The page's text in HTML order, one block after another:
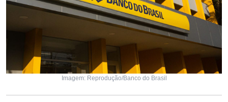
Imagem: Reprodução/Banco do Brasil